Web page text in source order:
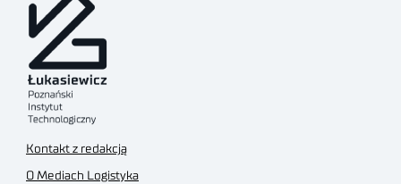
Kontakt z redakcją
O Mediach Logistyka